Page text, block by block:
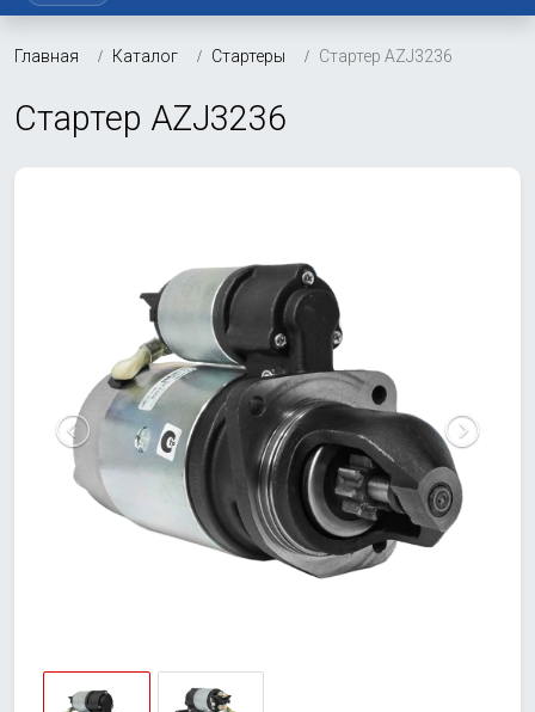
Главная Каталог Стартеры Стартер AZJ3236
Стартер AZJ3236